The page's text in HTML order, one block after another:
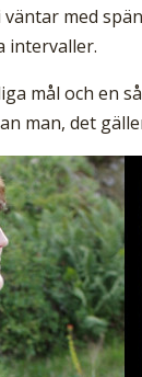
med
intervaller.
mål och en
man, det